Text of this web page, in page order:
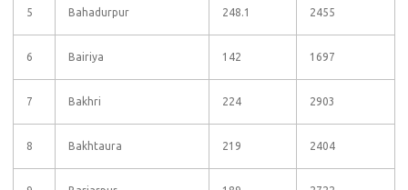
5 Bahadurpur 248.1 2455
6 Bairiya 142 1697
7 Bakhri 224 2903
8 Bakhtaura 219 2404